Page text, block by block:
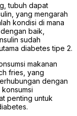
tubuh dapat
yang mengarah
kondisi di mana
baik,
sudah
diabetes tipe 2.
makanan
fries, yang
dengan
penting untuk